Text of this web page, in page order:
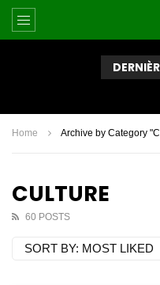
Home Archive by Category
CULTURE
60 POSTS
SORT BY: MOST LIKED